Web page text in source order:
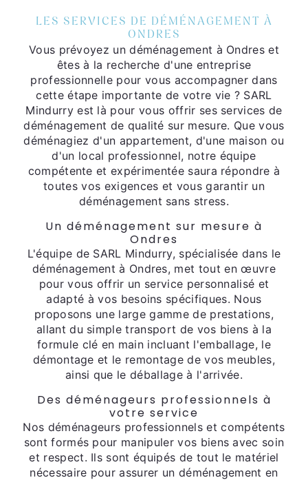
LES SERVICES DE DÉMÉNAGEMENT À
ONDRES
Vous prévoyez un déménagement à Ondres et
êtes à la recherche d'une entreprise
professionnelle pour vous accompagner dans
cette étape importante de votre vie ? SARL
Mindurry est là pour vous offrir ses services de
déménagement de qualité sur mesure. Que vous
déménagiez d'un appartement, d'une maison ou
d'un local professionnel, notre équipe
compétente et expérimentée saura répondre à
toutes vos exigences et vous garantir un
déménagement sans stress.
Un déménagement sur mesure à
Ondres
L'équipe de SARL Mindurry, spécialisée dans le
déménagement à Ondres, met tout en œuvre
pour vous offrir un service personnalisé et
adapté à vos besoins spécifiques. Nous
proposons une large gamme de prestations,
allant du simple transport de vos biens à la
formule clé en main incluant l'emballage, le
démontage et le remontage de vos meubles,
ainsi que le déballage à l'arrivée.
Des déménageurs professionnels à
votre service
Nos déménageurs professionnels et compétents
sont formés pour manipuler vos biens avec soin
et respect. Ils sont équipés de tout le matériel
nécessaire pour assurer un déménagement en